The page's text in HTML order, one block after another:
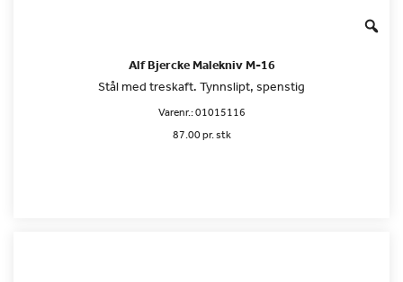
Alf Bjercke Malekniv M-16
Stål med treskaft. Tynnslipt, spenstig
Varenr.:01015116
87.00 pr. stk